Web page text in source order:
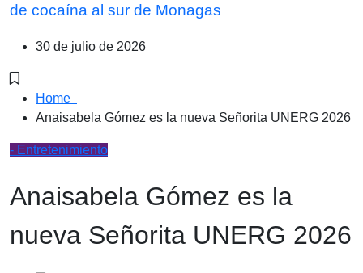
de cocaína al sur de Monagas
30 de julio de 2026
Home
Anaisabela Gómez es la nueva Señorita UNERG 2026
- Entretenimiento
Anaisabela Gómez es la
nueva Señorita UNERG 2026